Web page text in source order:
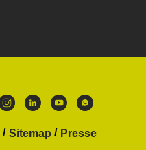
Sitemap
Presse